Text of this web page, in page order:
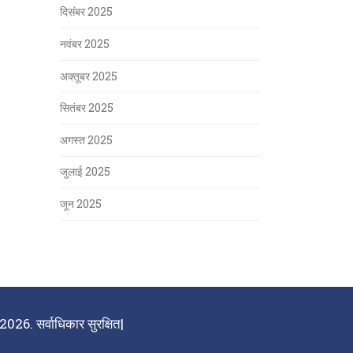
दिसंबर 2025
नवंबर 2025
अक्तूबर 2025
सितंबर 2025
अगस्त 2025
जुलाई 2025
जून 2025
सर्वाधिकार सुरक्षित|